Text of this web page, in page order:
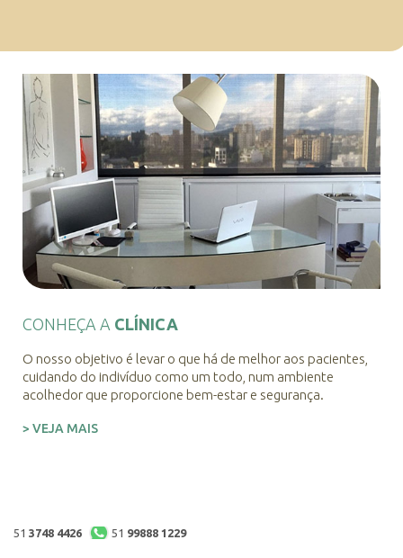
CONHEÇA A CLÍNICA
O nosso objetivo é levar o que há de melhor aos pacientes,
cuidando do indivíduo como um todo, num ambiente
acolhedor que proporcione bem-estar e segurança.
> VEJA MAIS
51 3748 4426 51 99888 1229